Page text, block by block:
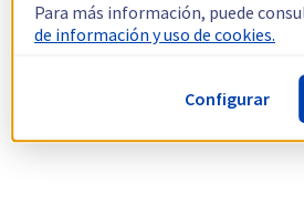
Para más información, puede
de información y uso de cookies.
Configurar